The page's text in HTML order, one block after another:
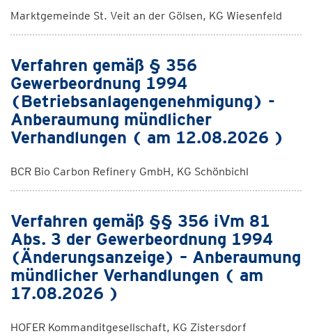
Marktgemeinde St. Veit an der Gölsen, KG Wiesenfeld
Verfahren gemäß § 356
Gewerbeordnung 1994
(Betriebsanlagengenehmigung) -
Anberaumung mündlicher
Verhandlungen ( am 12.08.2026 )
BCR Bio Carbon Refinery GmbH, KG Schönbichl
Verfahren gemäß §§ 356 iVm 81
Abs. 3 der Gewerbeordnung 1994
(Änderungsanzeige) – Anberaumung
mündlicher Verhandlungen ( am
17.08.2026 )
HOFER Kommanditgesellschaft, KG Zistersdorf